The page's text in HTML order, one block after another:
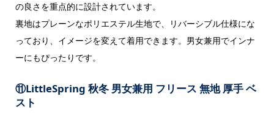
の良さを重点的に設計されています。
裏地はプレーンなポリエステル生地で、リバーシブル仕様にな
っており、イメージを変えて着用できます。男女兼用でインナ
ーにもぴったりです。
⑪LittleSpring 秋冬 男女兼用 フリース 無地 厚手 ベ
スト